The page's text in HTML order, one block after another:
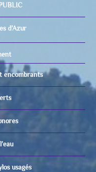
d’Azur
encombrants
usagés